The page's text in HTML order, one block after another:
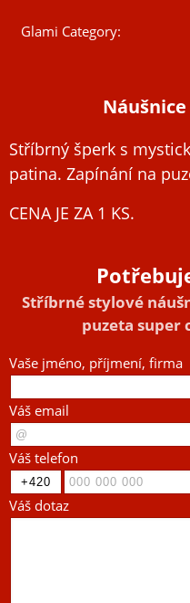
Glami Category:
Stříbrný šperk s
patina. Zapínání na
CENA JE ZA 1 KS.
Stříbrné stylové
puzeta super
Vaše jméno, příjmení, firma
Váš email
Váš telefon
Váš dotaz